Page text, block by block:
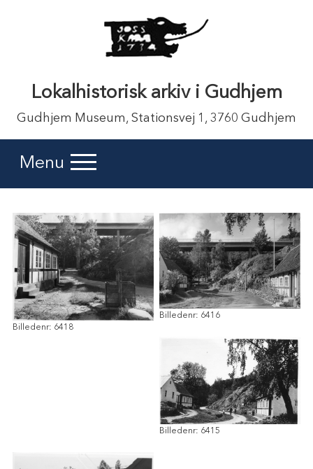
Lokalhistorisk arkiv i Gudhjem
Gudhjem Museum, Stationsvej 1, 3760 Gudhjem
Menu
Billedenr: 6418
Billedenr: 6416
Billedenr: 6415